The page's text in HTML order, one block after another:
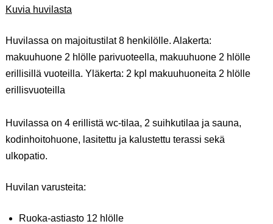
Kuvia huvilasta
Huvilassa on majoitustilat 8 henkilölle. Alakerta:
makuuhuone 2 hlölle parivuoteella, makuuhuone 2 hlölle
erillisillä vuoteilla. Yläkerta: 2 kpl makuuhuoneita 2 hlölle
erillisvuoteilla
Huvilassa on 4 erillistä wc-tilaa, 2 suihkutilaa ja sauna,
kodinhoitohuone, lasitettu ja kalustettu terassi sekä
ulkopatio.
Huvilan varusteita:
Ruoka-astiasto 12 hlölle